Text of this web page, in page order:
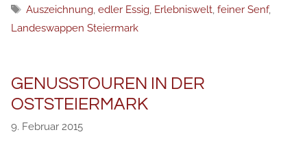
Schlagwörter
Auszeichnung, edler Essig, Erlebniswelt, feiner Senf,
Landeswappen Steiermark
GENUSSTOUREN IN DER
OSTSTEIERMARK
9. Februar 2015